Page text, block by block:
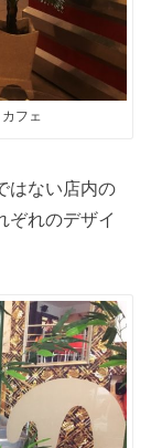
フェ
はない店内の
ぞれのデザイ